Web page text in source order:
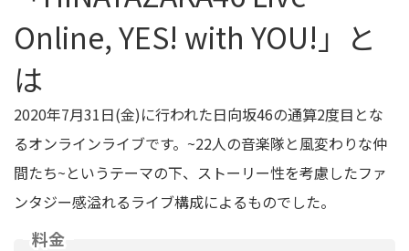
Online, YES! with YOU!」と
は
2020年7月31日(金)に行われた日向坂46の通算2度目とな
るオンラインライブです。~22人の音楽隊と風変わりな仲
間たち~というテーマの下、ストーリー性を考慮したファ
ンタジー感溢れるライブ構成によるものでした。
料金